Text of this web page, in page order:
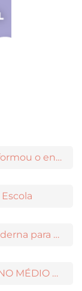
Maria Lúcia de Arruda Aranha transformou o ensino de Filosofia no Brasil
PNLD Na Prática: o videocast da Moderna para apoiar a escolha das obras aprovadas
NOVOS CONTEÚDOS PARA O ENSINO MÉDIO DISPONÍVEIS NO MODERNAMIGOS